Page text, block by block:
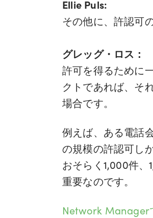
Ellie Puls:
その他に、許認可
グレッグ・ロス：
許可を得るために
クトであれば、そ
場合です。
例えば、ある電話
の規模の許認可し
おそらく1,000件
重要なのです。
Network Manager